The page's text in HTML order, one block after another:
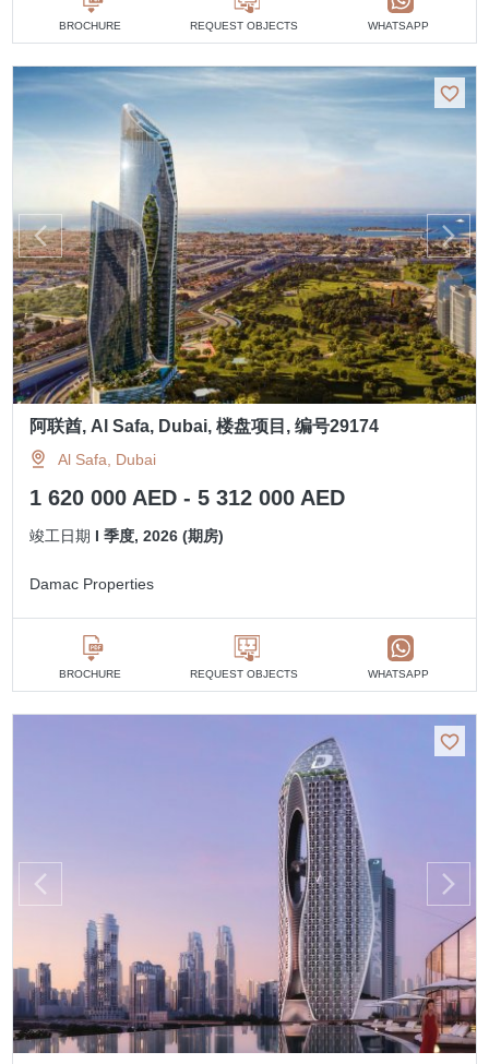
BROCHURE REQUEST OBJECTS WHATSAPP
阿联酋, Al Safa, Dubai, 楼盘项目, 编号29174
Al Safa, Dubai
1 620 000 AED - 5 312 000 AED
竣工日期 I 季度, 2026 (期房)
Damac Properties
BROCHURE REQUEST OBJECTS WHATSAPP